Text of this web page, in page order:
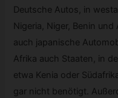
Deutsche Autos, in
Nigeria, Niger, Benin
auch japanische
Afrika auch Staaten, in
etwa Kenia oder
gar nicht benötigt.